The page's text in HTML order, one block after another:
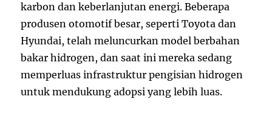
karbon dan keberlanjutan energi. Beberapa
produsen otomotif besar, seperti Toyota dan
Hyundai, telah meluncurkan model berbahan
bakar hidrogen, dan saat ini mereka sedang
memperluas infrastruktur pengisian hidrogen
untuk mendukung adopsi yang lebih luas.